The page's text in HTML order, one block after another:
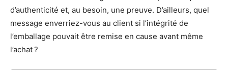
d’authenticité et, au besoin, une preuve. D’ailleurs, quel
message enverriez-vous au client si l’intégrité de
l’emballage pouvait être remise en cause avant même
l’achat ?